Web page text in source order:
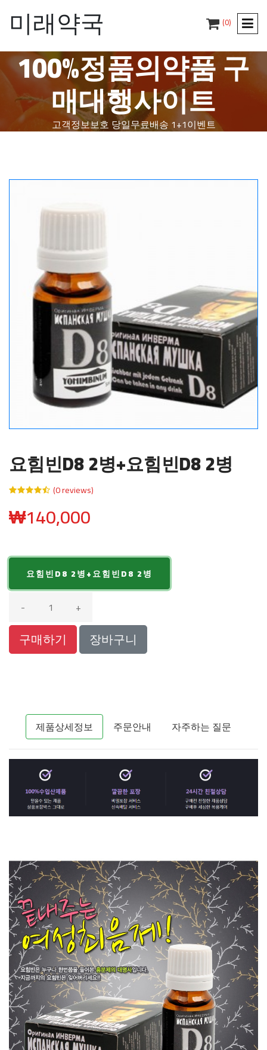
미래약국 (0)
100%정품의약품 구
매대행사이트
고객정보보호 당일무료배송 1+1이벤트
요힘빈D8 2병+요힘빈D8 2병
(0 reviews)
₩140,000
요힘빈D8 2병+요힘빈D8 2병
- +
구매하기 장바구니
제품상세정보 주문안내 자주하는 질문